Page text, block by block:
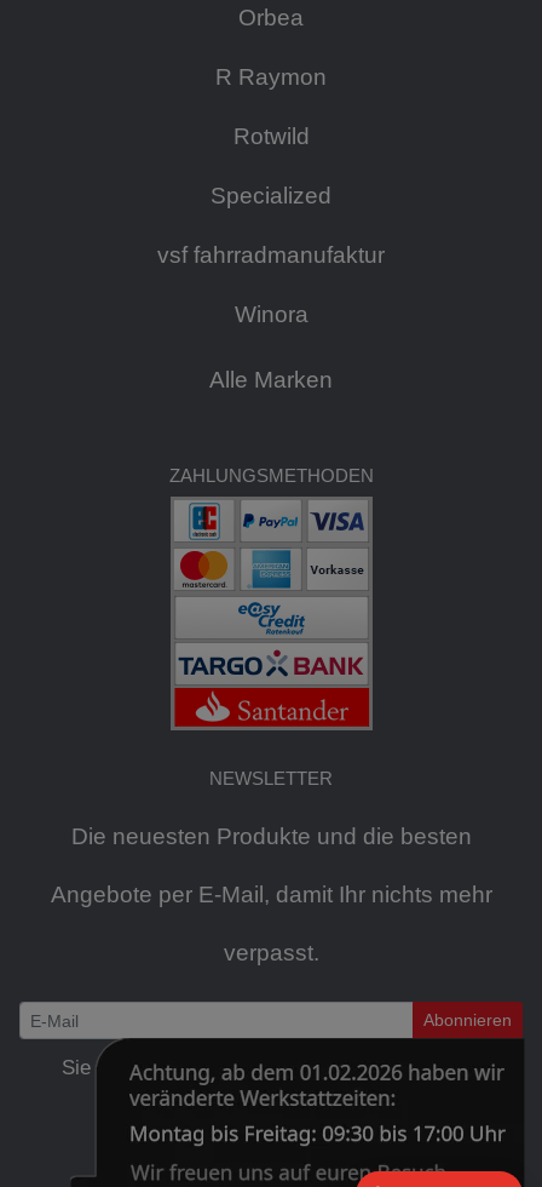
Orbea
R Raymon
Rotwild
Specialized
vsf fahrradmanufaktur
Winora
Alle Marken
ZAHLUNGSMETHODEN
NEWSLETTER
Die neuesten Produkte und die besten
Angebote per E-Mail, damit Ihr nichts mehr
verpasst.
Abonnieren
Sie können den Newsletter jederzeit kostenlos
abbestellen .